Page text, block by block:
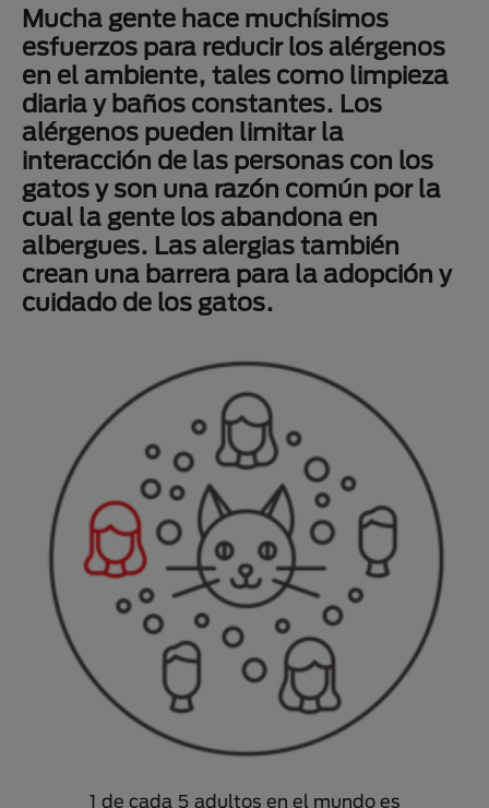
Mucha gente hace muchísimos
esfuerzos para reducir los alérgenos
en el ambiente, tales como limpieza
diaria y baños constantes. Los
alérgenos pueden limitar la
interacción de las personas con los
gatos y son una razón común por la
cual la gente los abandona en
albergues. Las alergias también
crean una barrera para la adopción y
cuidado de los gatos.
1 de cada 5 adultos en el mundo es